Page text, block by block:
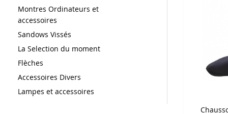
Montres Ordinateurs et
accessoires
Sandows Vissés
La Selection du moment
Flèches
Accessoires Divers
Lampes et accessoires